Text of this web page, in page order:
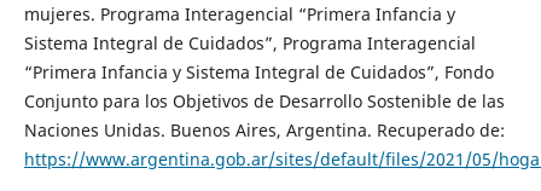
mujeres. Programa Interagencial “Primera Infancia y
Sistema Integral de Cuidados”, Programa Interagencial
“Primera Infancia y Sistema Integral de Cuidados”, Fondo
Conjunto para los Objetivos de Desarrollo Sostenible de las
Naciones Unidas. Buenos Aires, Argentina. Recuperado de:
https://www.argentina.gob.ar/sites/default/files/2021/05/